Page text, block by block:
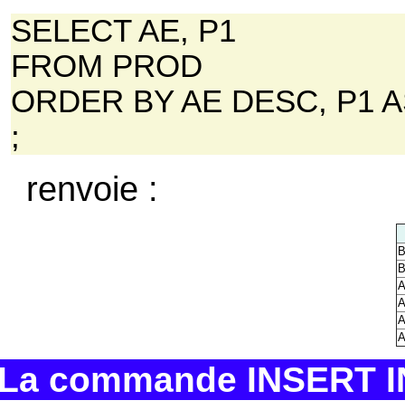
SELECT AE, P1
FROM PROD
ORDER BY AE DESC, P1
;
renvoie :
commande INSERT